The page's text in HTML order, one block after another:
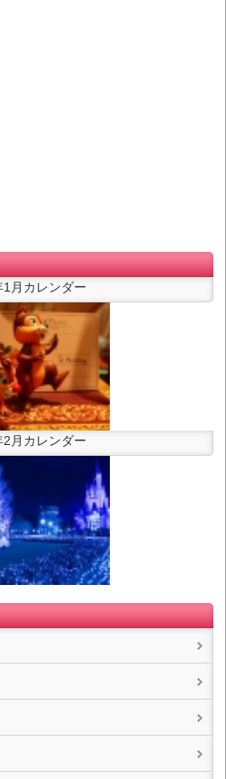
1月カレンダー
月カレンダー